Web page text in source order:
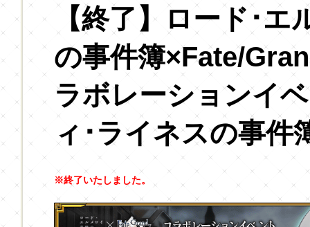
【終了】ロード･
の事件簿×Fate/
ラボレーションイ
ィ･ライネスの事件
※終了いたしました。